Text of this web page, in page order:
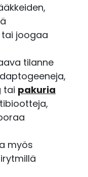
joogaa
tilanne
tai pakuria
myös